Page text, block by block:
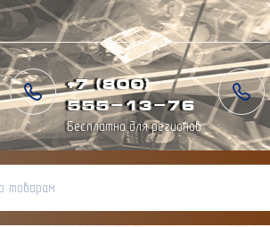
+7 (800)
555-13-76
Бесплатно для регионов